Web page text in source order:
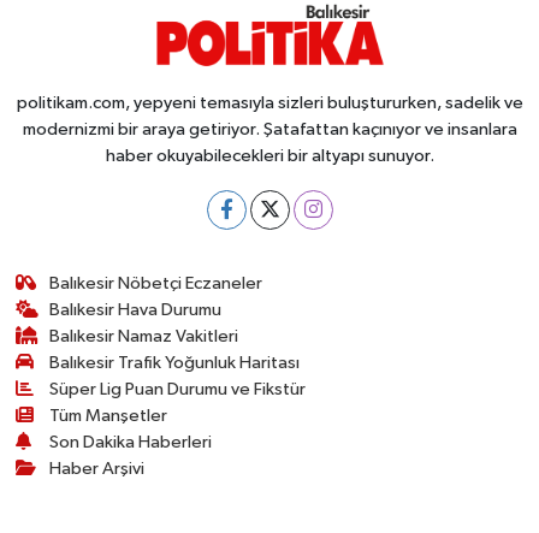
politikam.com, yepyeni temasıyla sizleri buluştururken, sadelik ve
modernizmi bir araya getiriyor. Şatafattan kaçınıyor ve insanlara
haber okuyabilecekleri bir altyapı sunuyor.
Balıkesir Nöbetçi Eczaneler
Balıkesir Hava Durumu
Balıkesir Namaz Vakitleri
Balıkesir Trafik Yoğunluk Haritası
Süper Lig Puan Durumu ve Fikstür
Tüm Manşetler
Son Dakika Haberleri
Haber Arşivi